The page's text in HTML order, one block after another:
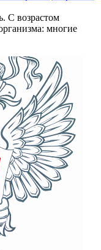
С возрастом
многие